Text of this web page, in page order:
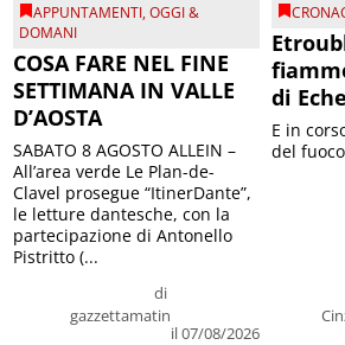
APPUNTAMENTI,OGGI &
DOMANI
COSA FARE NEL FINE
SETTIMANA IN VALLE
D’AOSTA
di
gazzettamatin
il 07/08/2026
SABATO 8 AGOSTO ALLEIN –
All’area verde Le Plan-de-
Clavel prosegue “ItinerDante”,
le letture dantesche, con la
partecipazione di Antonello
Pistritto (...
di
E in
del